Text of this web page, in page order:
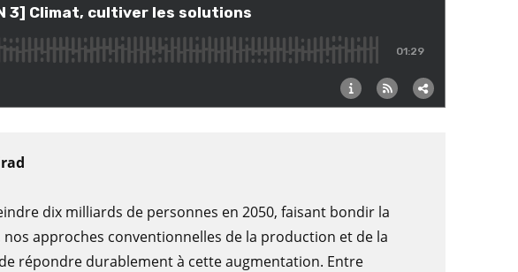
dix milliards de personnes en 2050, faisant bondir la
approches conventionnelles de la production et de la
répondre durablement à cette augmentation. Entre